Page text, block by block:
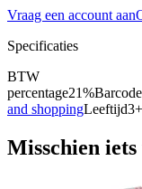
Vraag een account aan
Specificaties
BTW
percentage21%Barcode
and shoppingLeeftijd3+
Misschien